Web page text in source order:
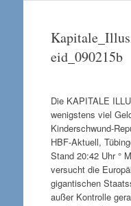
eid_090215b
Die KAPITALE
wenigstens viel
Kinderschwund-
HBF-Aktuell,
Stand 20:42 Uhr °
versucht die
gigantischen
außer Kontrolle